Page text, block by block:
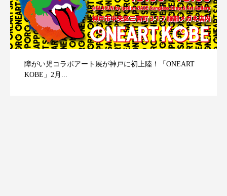
障がい児コラボアート展が神戸に初上陸！「ONEART
KOBE」2月...